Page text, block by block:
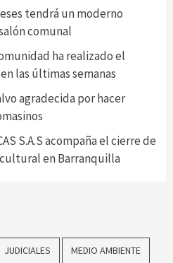
tendrá un moderno
comunal
ha realizado el
las últimas semanas
agradecida por hacer
S.A.S acompaña el cierre de
en Barranquilla
JUDICIALES MEDIO AMBIENTE